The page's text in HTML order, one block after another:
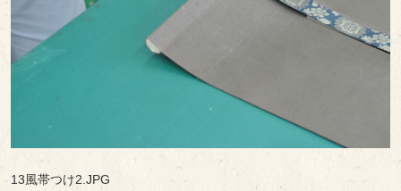
13風帯つけ2.JPG